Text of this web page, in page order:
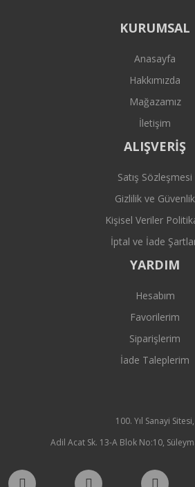
KURUMSAL
Anasayfa
Hakkımızda
Mağazamız
İletişim
ALIŞVERİŞ
Satış Sözleşmesi
Gizlilik ve Güvenlik
Kişisel Veriler
İptal ve İade
YARDIM
Hesabım
Favorilerim
Siparişlerim
İade Taleplerim
100. Yıl Sanayi Sitesi,
Adil Acat Sk. 13-A Blok No:10,